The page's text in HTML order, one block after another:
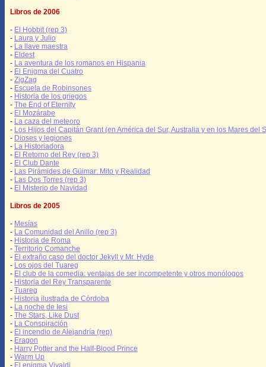
Libros de 2006
- El Hobbit (rep 3)
- Laura y Julio
- La llave maestra
- Eldest
- La aventura de los romanos en Hispania
- El Enigma del Cuatro
- ZigZag
- Escuela de Robinsones
- Historia de los griegos
- The End of Eternity
- El Mozárabe
- La caza del meteoro
- Los Hijos del Capitán Grant (en América del Sur, Australia y en los Mares del
- Dioses y legiones
- La Historiadora
- El Retorno del Rey (rep 3)
- El Club Dante
- Las Pirámides de Güimar: Mito y Realidad
- Las Dos Torres (rep 3)
- El Misterio de Navidad
Libros de 2005
- Mesías
- La Comunidad del Anillo (rep 3)
- Historia de Roma
- Territorio Comanche
- El extraño caso del doctor Jekyll y Mr. Hyde
- Los ojos del Tuareg
- El club de la comedia: ventajas de ser incompetente y otros monólogos
- Historia del Rey Transparente
- Tuareg
- Historia ilustrada de Córdoba
- La noche de Iesi
- The Stars, Like Dust
- La Conspiración
- El incendio de Alejandría (rep)
- Eragon
- Harry Potter and the Half-Blood Prince
- Warm Up
- El enigma Vivaldi